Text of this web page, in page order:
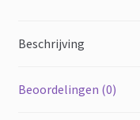
aantal
Beschrijving
Beoordelingen (0)